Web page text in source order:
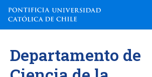
contenido
Departamento de